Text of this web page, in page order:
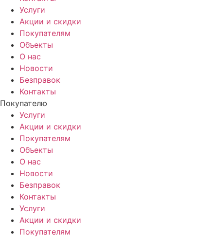
Услуги
Акции и скидки
Покупателям
Объекты
О нас
Новости
Безправок
Контакты
Покупателю
Услуги
Акции и скидки
Покупателям
Объекты
О нас
Новости
Безправок
Контакты
Услуги
Акции и скидки
Покупателям